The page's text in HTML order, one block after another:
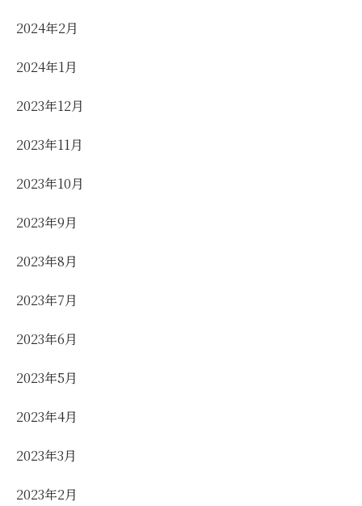
2024年2月
2024年1月
2023年12月
2023年11月
2023年10月
2023年9月
2023年8月
2023年7月
2023年6月
2023年5月
2023年4月
2023年3月
2023年2月